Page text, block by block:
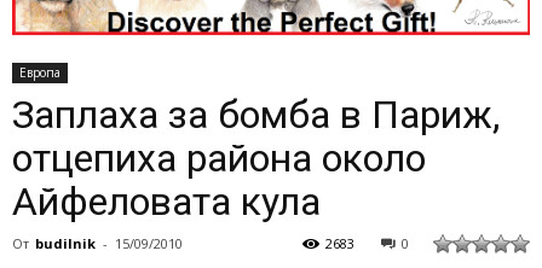
Европа
Заплаха за бомба в Париж,
отцепиха района около
Айфеловата кула
От budilnik - 15/09/2010 0
2683